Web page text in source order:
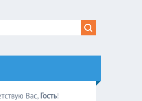
Вас, Гость!